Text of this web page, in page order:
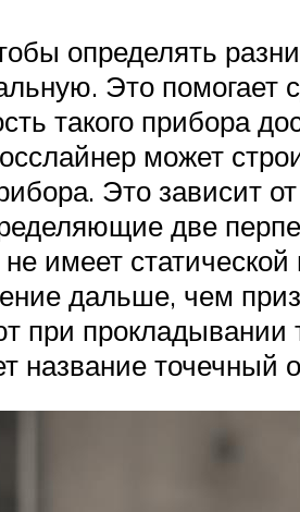
определять
Это
такого прибора
может
Это зависит
две
имеет
дальше, чем
при
точечный